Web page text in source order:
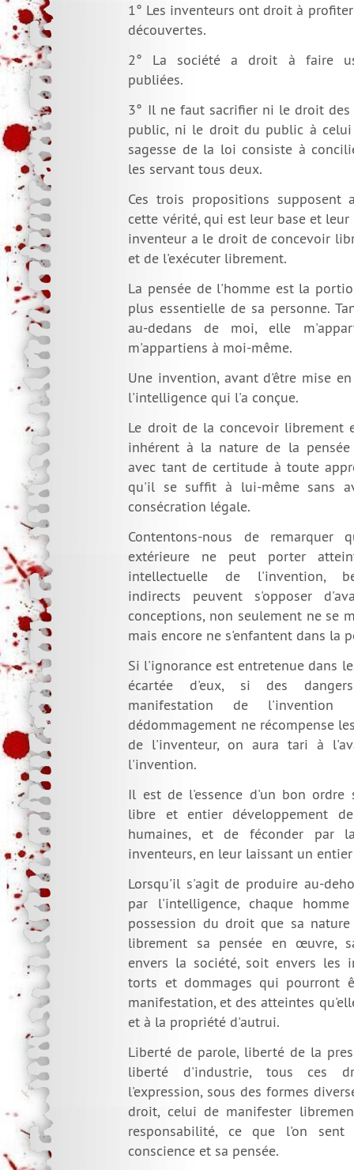
1° Les inventeurs ont droit à
découvertes.
2° La société a droit à faire
publiées.
3° Il ne faut sacrifier ni le droit
public, ni le droit du public à
sagesse de la loi consiste à
les servant tous deux.
Ces trois propositions supposent
cette vérité, qui est leur base et
inventeur a le droit de concevoir
et de l'exécuter librement.
La pensée de l'homme est la
plus essentielle de sa personne.
au-dedans de moi, elle
m'appartiens à moi-même.
Une invention, avant d'être mise
l'intelligence qui l'a conçue.
Le droit de la concevoir librement
inhérent à la nature de la
avec tant de certitude à toute
qu'il se suffit à lui-même sans
consécration légale.
Contentons-nous de remarquer
extérieure ne peut porter
intellectuelle de l'invention,
indirects peuvent s'opposer
conceptions, non seulement ne se
mais encore ne s'enfantent dans la
Si l'ignorance est entretenue dans
écartée d'eux, si des
manifestation de l'invention
dédommagement ne récompense
de l'inventeur, on aura tari à
l'invention.
Il est de l'essence d'un bon ordre
libre et entier développement
humaines, et de féconder par
inventeurs, en leur laissant un
Lorsqu'il s'agit de produire au-
par l'intelligence, chaque
possession du droit que sa
librement sa pensée en œuvre,
envers la société, soit envers les
torts et dommages qui pourront
manifestation, et des atteintes
et à la propriété d'autrui.
Liberté de parole, liberté de la
liberté d'industrie, tous ces
l'expression, sous des formes
droit, celui de manifester
responsabilité, ce que l'on
conscience et sa pensée.